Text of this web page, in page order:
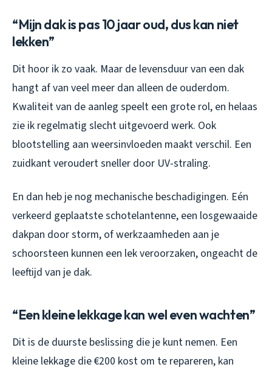
“Mijn dak is pas 10 jaar oud, dus kan niet
lekken”
Dit hoor ik zo vaak. Maar de levensduur van een dak
hangt af van veel meer dan alleen de ouderdom.
Kwaliteit van de aanleg speelt een grote rol, en helaas
zie ik regelmatig slecht uitgevoerd werk. Ook
blootstelling aan weersinvloeden maakt verschil. Een
zuidkant veroudert sneller door UV-straling.
En dan heb je nog mechanische beschadigingen. Eén
verkeerd geplaatste schotelantenne, een losgewaaide
dakpan door storm, of werkzaamheden aan je
schoorsteen kunnen een lek veroorzaken, ongeacht de
leeftijd van je dak.
“Een kleine lekkage kan wel even wachten”
Dit is de duurste beslissing die je kunt nemen. Een
kleine lekkage die €200 kost om te repareren, kan